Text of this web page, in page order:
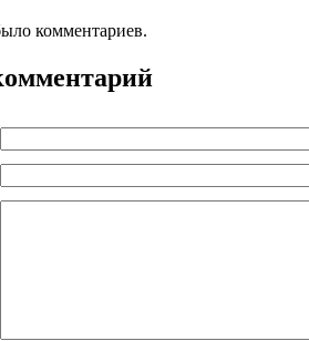
комментариев.